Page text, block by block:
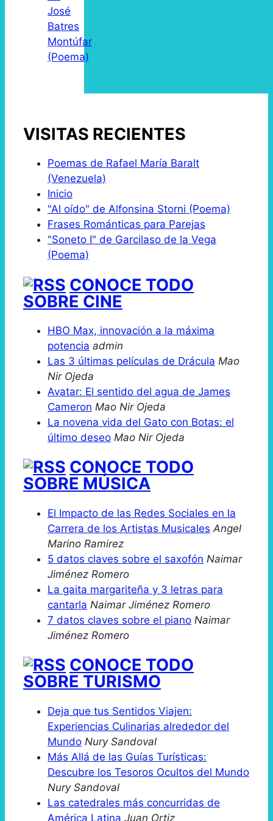
José
Batres
Montúfar
(Poema)
VISITAS RECIENTES
Poemas de Rafael María Baralt
(Venezuela)
Inicio
"Al oído" de Alfonsina Storni (Poema)
Frases Románticas para Parejas
"Soneto I" de Garcilaso de la Vega
(Poema)
CONOCE TODO
SOBRE CINE
HBO Max, innovación a la máxima
potencia admin
Las 3 últimas películas de Drácula Mao
Nir Ojeda
Avatar: El sentido del agua de James
Cameron Mao Nir Ojeda
La novena vida del Gato con Botas: el
último deseo Mao Nir Ojeda
CONOCE TODO
SOBRE MÚSICA
El Impacto de las Redes Sociales en la
Carrera de los Artistas Musicales Angel
Marino Ramirez
5 datos claves sobre el saxofón Naimar
Jiménez Romero
La gaita margariteña y 3 letras para
cantarla Naimar Jiménez Romero
7 datos claves sobre el piano Naimar
Jiménez Romero
CONOCE TODO
SOBRE TURISMO
Deja que tus Sentidos Viajen:
Experiencias Culinarias alrededor del
Mundo Nury Sandoval
Más Allá de las Guías Turísticas:
Descubre los Tesoros Ocultos del Mundo
Nury Sandoval
Las catedrales más concurridas de
América Latina Juan Ortiz